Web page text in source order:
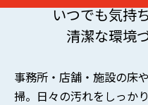
いつでも気持
清潔な環境
事務所・店舗・施設の床
掃。日々の汚れをしっか